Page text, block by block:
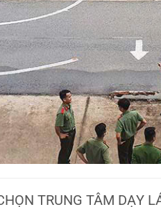
TRUNG TÂM DẠY